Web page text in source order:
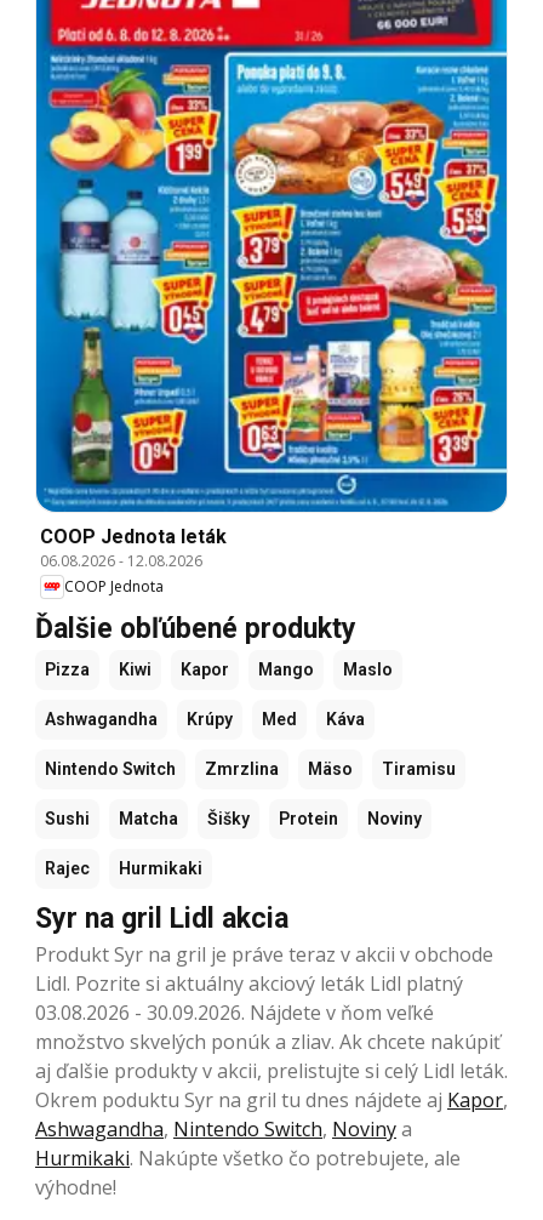
COOP Jednota leták
06.08.2026- 12.08.2026
COOP Jednota
Ďalšie obľúbené produkty
Pizza Kiwi Kapor Mango Maslo
Ashwagandha Krúpy Med Káva
Nintendo Switch Zmrzlina Mäso Tiramisu
Sushi Matcha Šišky Protein Noviny
Rajec Hurmikaki
Syr na gril Lidl akcia
Produkt Syr na gril je práve teraz v akcii v obchode
Lidl. Pozrite si aktuálny akciový leták Lidl platný
03.08.2026 - 30.09.2026. Nájdete v ňom veľké
množstvo skvelých ponúk a zliav. Ak chcete nakúpiť
aj ďalšie produkty v akcii, prelistujte si celý Lidl leták.
Okrem poduktu Syr na gril tu dnes nájdete aj Kapor,
Ashwagandha, Nintendo Switch, Novinya
Hurmikaki. Nakúpte všetko čo potrebujete, ale
výhodne!